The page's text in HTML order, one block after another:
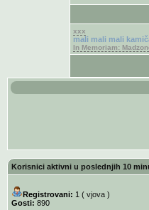
xxx
mali mali mali
In Memoriam:
Korisnici aktivni u poslednjih 10
Registrovani: 1 ( vjova)
Gosti: 890